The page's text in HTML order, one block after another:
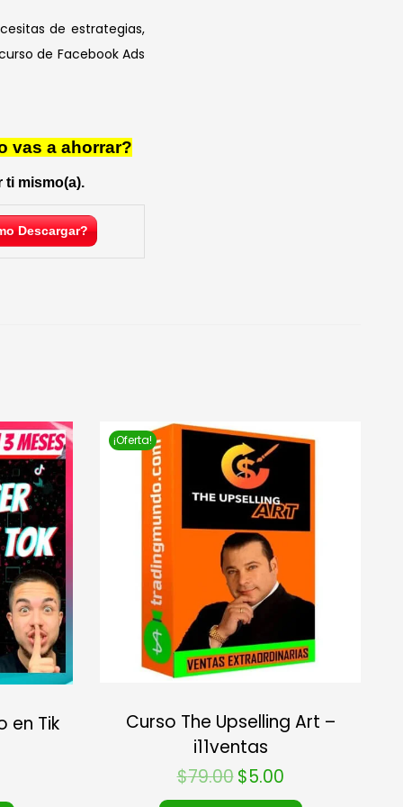
de estrategias,
de Facebook Ads
vas a ahorrar?
ti mismo(a).
Descargar?
en Tik
¡Oferta!
Curso The Upselling Art –
i11ventas
$79.00 $5.00